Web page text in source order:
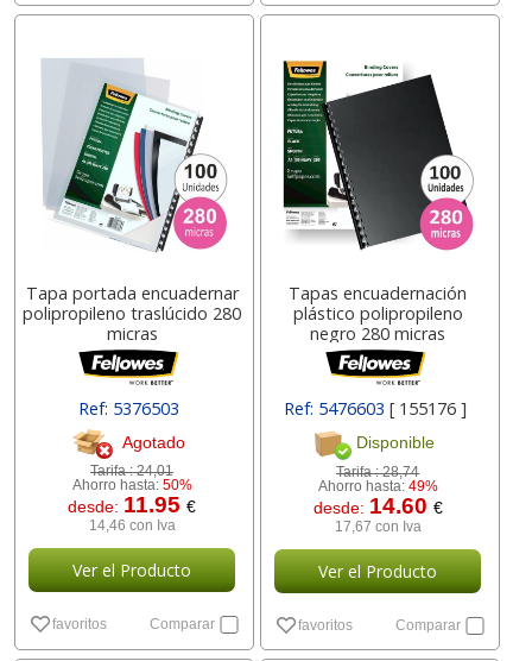
Tapa portada encuadernar
polipropileno traslúcido 280
micras
Ref: 5376503
[ 0510PDT03 ]
Agotado
Tarifa :24,01
Ahorro hasta: 50%
desde: 11.95€
14,46 con Iva
Ver el Producto
favoritos Comparar
Tapas encuadernación
plástico polipropileno
negro 280 micras
Ref: 5476603 [ 155176 ]
Disponible
Tarifa :28,74
Ahorro hasta: 49%
desde: 14.60 €
17,67 con Iva
Ver el Producto
favoritos Comparar